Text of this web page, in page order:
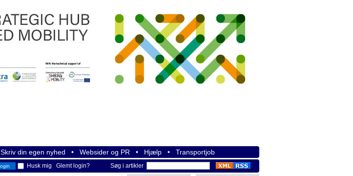
Skriv din egen nyhed • Websider og PR • Hjælp • Transportjob
Husk mig Glemt login? Søg i artikler